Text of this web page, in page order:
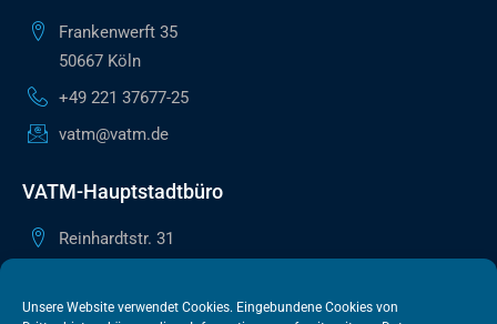
Unsere Website verwendet Cookies. Eingebundene Cookies von
Frankenwerft 35
50667 Köln
+49 221 37677-25
vatm@vatm.de
VATM-Hauptstadtbüro
Reinhardtstr. 31
+49 30 505615-38